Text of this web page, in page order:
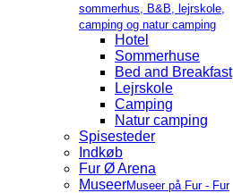
sommerhus, B&B, lejrskole,
camping og natur camping
Hotel
Sommerhuse
Bed and Breakfast
Lejrskole
Camping
Natur camping
Spisesteder
Indkøb
Fur Ø Arena
MuseerMuseer på Fur - Fur